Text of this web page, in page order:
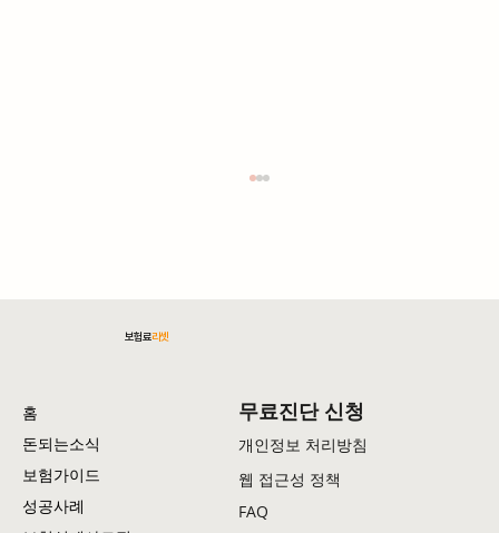
보험설계사 영업 성공사례｜당신도 가능합니다
｜프라임에셋
무료진단 신청
개인정보 처리방침
FAQ
웹 접근성 정책
홈
돈되는소식
보험가이드
성공사례
보험료리셋